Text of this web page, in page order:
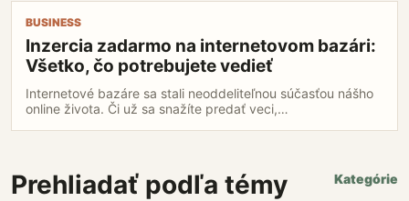
na
KlikInzercia.sk
zadarmo
na
internetovom
Všetko,
BUSINESS
Inzercia zadarmo na internetovom bazári:
Všetko, čo potrebujete vedieť
Internetové bazáre sa stali neoddeliteľnou súčasťou nášho
online života. Či už sa snažíte predať veci,…
Prehliadať podľa témy Kategórie